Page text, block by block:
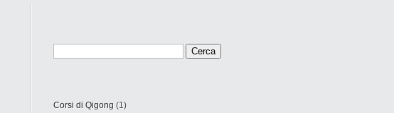
Corsi di Qigong (1)